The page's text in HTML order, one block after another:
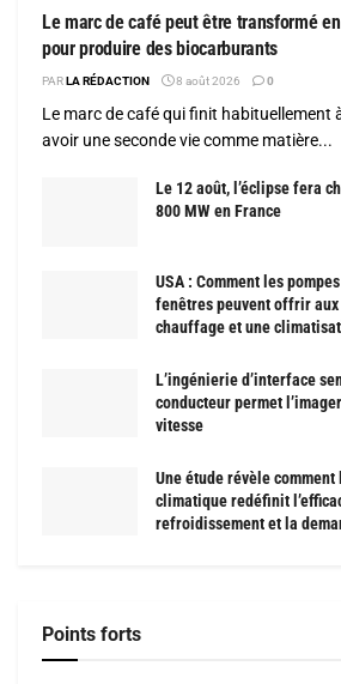
Le marc de café peut être transformé
pour produire des biocarburants
PAR LA RÉDACTION 8 août 2026 0
Le marc de café qui finit habituellement
avoir une seconde vie comme matière...
Le 12 août, l’éclipse fera
800 MW en France
USA : Comment les
fenêtres peuvent offrir
chauffage et une
L’ingénierie d’interface
conducteur permet
vitesse
Une étude révèle comment
climatique redéfinit
refroidissement et la
Points forts